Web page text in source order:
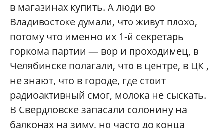
в магазинах купить. А люди во
Владивостоке думали, что живут плохо,
потому что именно их 1-й секретарь
горкома партии — вор и проходимец, в
Челябинске полагали, что в центре, в ЦК ,
не знают, что в городе, где стоит
радиоактивный смог, молока не сыскать.
В Свердловске запасали солонину на
балконах на зиму, но часто до конца